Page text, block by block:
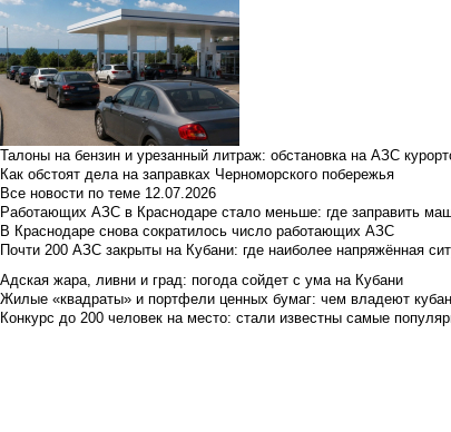
Талоны на бензин и урезанный литраж: обстановка на АЗС
Как обстоят дела на заправках Черноморского побережья
Все новости по теме 12.07.2026
Работающих АЗС в Краснодаре стало меньше: где заправить
В Краснодаре снова сократилось число работающих АЗС
Почти 200 АЗС закрыты на Кубани: где наиболее напряжённая
Адская жара, ливни и град: погода сойдет с ума на Кубани
Жилые «квадраты» и портфели ценных бумаг: чем владеют
Конкурс до 200 человек на место: стали известны самые